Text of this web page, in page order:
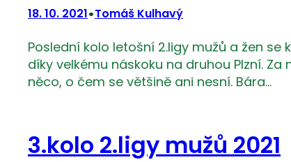
18. 10. 2021•Tomáš Kulhavý
Poslední kolo letošní 2.ligy mužů a žen se
díky velkému náskoku na druhou Plzní.
něco, o čem se většině ani nesní. Bára…
3.kolo 2.ligy mužů 2021